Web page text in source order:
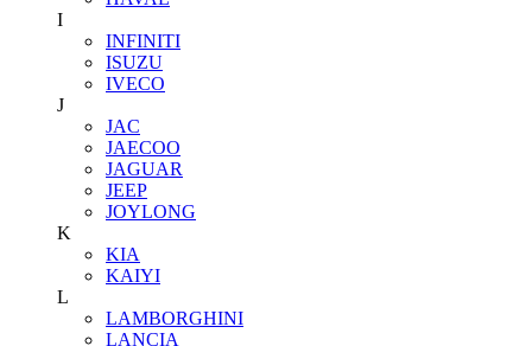
I
INFINITI
ISUZU
IVECO
J
JAC
JAECOO
JAGUAR
JEEP
JOYLONG
K
KIA
KAIYI
L
LAMBORGHINI
LANCIA